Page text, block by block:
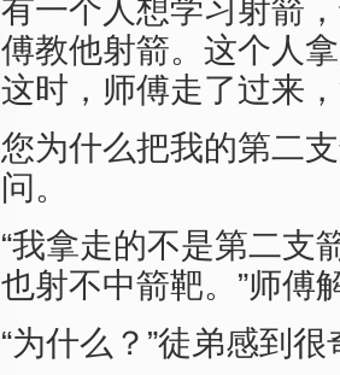
傅教他射箭。这个人
这时，师傅走了过来
您为什么把我的第二
问。
“我拿走的不是第二支
也射不中箭靶。”师傅
“为什么？”徒弟感到